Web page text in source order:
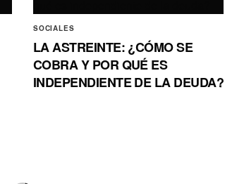
SOCIALES
LA ASTREINTE: ¿CÓMO SE
COBRA Y POR QUÉ ES
INDEPENDIENTE DE LA DEUDA?